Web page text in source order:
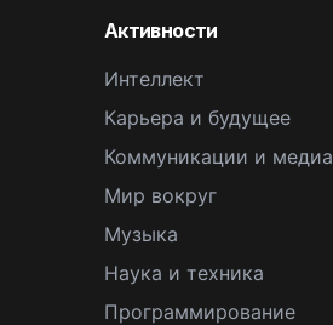
Активности
Интеллект
Карьера и будущее
Коммуникации и медиа
Мир вокруг
Музыка
Наука и техника
Программирование